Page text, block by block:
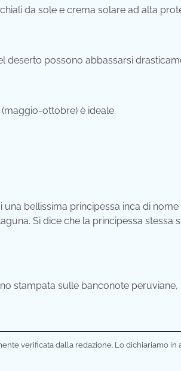
da sole e crema solare ad alta
deserto possono abbassarsi
ottobre) è ideale.
una bellissima principessa inca di nome
Si dice che la principessa stessa
stampata sulle banconote peruviane,
verificata dalla redazione. Lo dichiariamo in